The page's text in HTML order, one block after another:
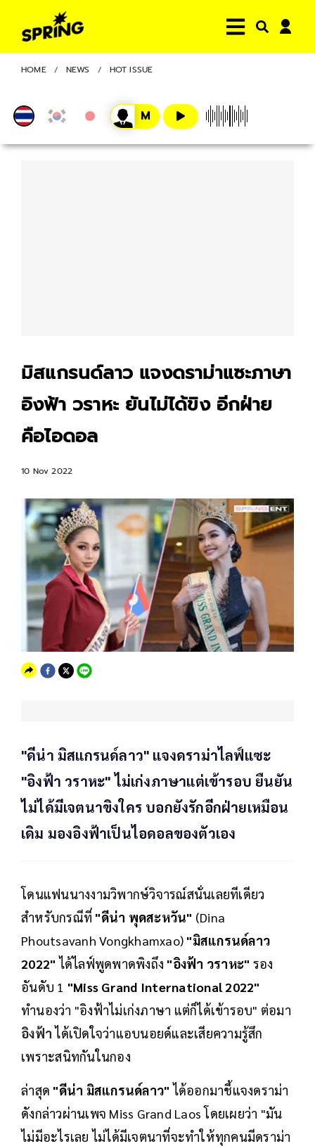
HOME NEWS HOT ISSUE
มิสแกรนด์ลาว แจงดราม่าแซะภาษา
อิงฟ้า วราหะ ยันไม่ได้ขิง อีกฝ่าย
คือไอดอล
10 Nov 2022
"ดีน่า มิสแกรนด์ลาว" แจงดราม่าไลฟ์แซะ
"อิงฟ้า วราหะ" ไม่เก่งภาษาแต่เข้ารอบ ยืนยัน
ไม่ได้มีเจตนาขิงใคร บอกยังรักอีกฝ่ายเหมือน
เดิม มองอิงฟ้าเป็นไอดอลของตัวเอง
โดนแฟนนางงามวิพากษ์วิจารณ์สนั่นเลยทีเดียว
สำหรับกรณีที่ "ดีน่า พุดสะหวัน" (Dina
Phoutsavanh Vongkhamxao) "มิสแกรนด์ลาว
2022" ได้ไลฟ์พูดพาดพิงถึง "อิงฟ้า วราหะ" รอง
อันดับ 1 "Miss Grand International 2022"
ทำนองว่า "อิงฟ้าไม่เก่งภาษา แต่ก็ได้เข้ารอบ" ต่อมา
อิงฟ้า ได้เปิดใจว่าแอบนอยด์และเสียความรู้สึก
เพราะสนิทกันในกอง
ล่าสุด "ดีน่า มิสแกรนด์ลาว" ได้ออกมาชี้แจงดราม่า
ดังกล่าวผ่านเพจ Miss Grand Laos โดยเผยว่า "มัน
ไม่มีอะไรเลย ไม่ได้มีเจตนาที่จะทำให้ทุกคนมีดราม่า